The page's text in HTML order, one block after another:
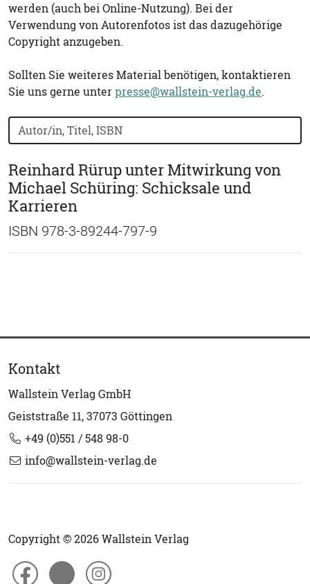
werden (auch bei Online-Nutzung). Bei der
Verwendung von Autorenfotos ist das dazugehörige
Copyright anzugeben.
Sollten Sie weiteres Material benötigen, kontaktieren
Sie uns gerne unterpresse@wallstein-verlag.de.
Bücher nach Buchtitel, Autorennamen oder ISBN
Reinhard Rürup unter Mitwirkung von
Michael Schüring: Schicksale und
Karrieren
ISBN 978-3-89244-797-9
Kontakt
Wallstein Verlag GmbH
Geiststraße 11, 37073 Göttingen
+49 (0)551 / 548 98-0
info@wallstein-verlag.de
Copyright © 2026 Wallstein Verlag